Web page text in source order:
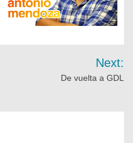
Next:
De vuelta a GDL